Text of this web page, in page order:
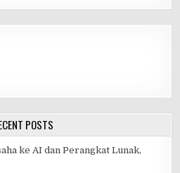
POSTS
ke AI dan Perangkat Lunak,